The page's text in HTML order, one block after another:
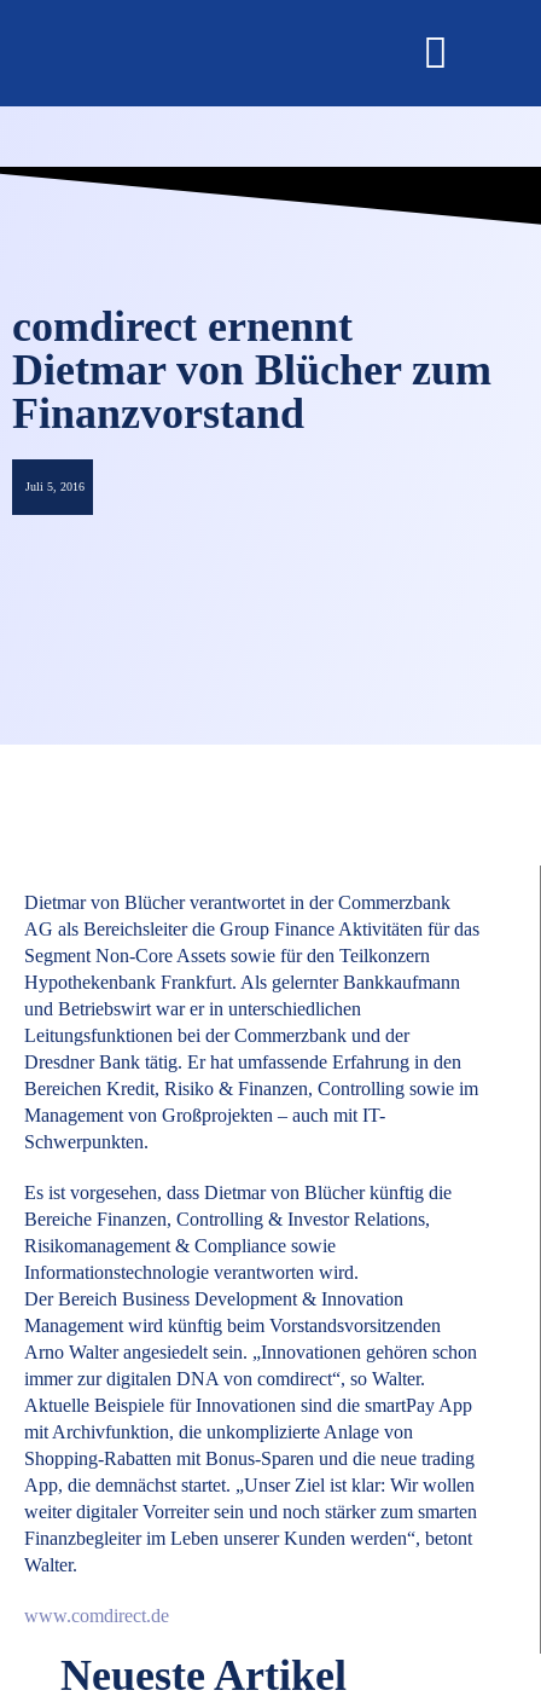
comdirect ernennt
Dietmar von Blücher zum
Finanzvorstand
Juli 5, 2016
Dietmar von Blücher verantwortet in der Commerzbank
AG als Bereichsleiter die Group Finance Aktivitäten für das
Segment Non-Core Assets sowie für den Teilkonzern
Hypothekenbank Frankfurt. Als gelernter Bankkaufmann
und Betriebswirt war er in unterschiedlichen
Leitungsfunktionen bei der Commerzbank und der
Dresdner Bank tätig. Er hat umfassende Erfahrung in den
Bereichen Kredit, Risiko & Finanzen, Controlling sowie im
Management von Großprojekten – auch mit IT-
Schwerpunkten.
Es ist vorgesehen, dass Dietmar von Blücher künftig die
Bereiche Finanzen, Controlling & Investor Relations,
Risikomanagement & Compliance sowie
Informationstechnologie verantworten wird.
Der Bereich Business Development & Innovation
Management wird künftig beim Vorstandsvorsitzenden
Arno Walter angesiedelt sein. „Innovationen gehören schon
immer zur digitalen DNA von comdirect“, so Walter.
Aktuelle Beispiele für Innovationen sind die smartPay App
mit Archivfunktion, die unkomplizierte Anlage von
Shopping-Rabatten mit Bonus-Sparen und die neue trading
App, die demnächst startet. „Unser Ziel ist klar: Wir wollen
weiter digitaler Vorreiter sein und noch stärker zum smarten
Finanzbegleiter im Leben unserer Kunden werden“, betont
Walter.
www.comdirect.de
Neueste Artikel